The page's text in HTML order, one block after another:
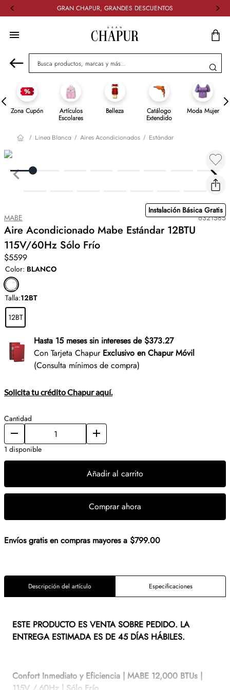
GRAN CHAPUR, GRANDES DESCUENTOS
Busca productos, marcas y más...
Zona Cupón Artículos
Escolares
Belleza Catálogo
Extendido
Moda Mujer
Linea Blanca Aires Acondicionados Estándar
Instalación Básica Gratis
MABE 6321585
Aire Acondicionado Mabe Estándar 12BTU
115V/60Hz Sólo Frío
$5599
Color: BLANCO
Talla:12BT
12BT
Hasta 15 meses sin intereses de $373.27
Con Tarjeta Chapur Exclusivo en Chapur Móvil
(Consulta mínimos de compra)
Solicita tu crédito Chapur aquí.
Cantidad
1 disponible
Añadir al carrito
Comprar ahora
Envíos gratis en compras mayores a $799.00
Descripción del artículo Especificaciones
ESTE PRODUCTO ES VENTA SOBRE PEDIDO. LA
ENTREGA ESTIMADA ES DE 45 DÍAS HÁBILES.
Confort Inmediato y Eficiencia | MABE 12,000 BTUs |